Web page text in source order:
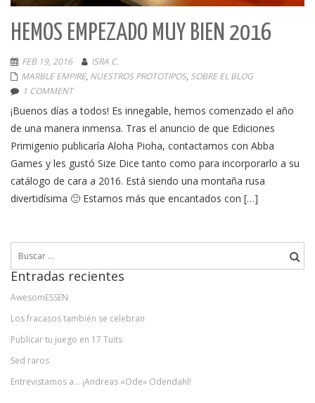
HEMOS EMPEZADO MUY BIEN 2016
FEB 19, 2016
ISRA C.
MARBLE EMPIRE, NUESTROS PROTOTIPOS, SOBRE EL BLOG
1 COMMENT
¡Buenos días a todos! Es innegable, hemos comenzado el año
de una manera inmensa. Tras el anuncio de que Ediciones
Primigenio publicaría Aloha Pioha, contactamos con Abba
Games y les gustó Size Dice tanto como para incorporarlo a su
catálogo de cara a 2016. Está siendo una montaña rusa
divertidísima 🙂 Estamos más que encantados con […]
Entradas recientes
AwesomESSEN
Los fracasos también se celebran
Publicar tu juego en 17 Tuits
Sed raros
Entrevistamos a… ¡Andreas «Ode» Odendahl!